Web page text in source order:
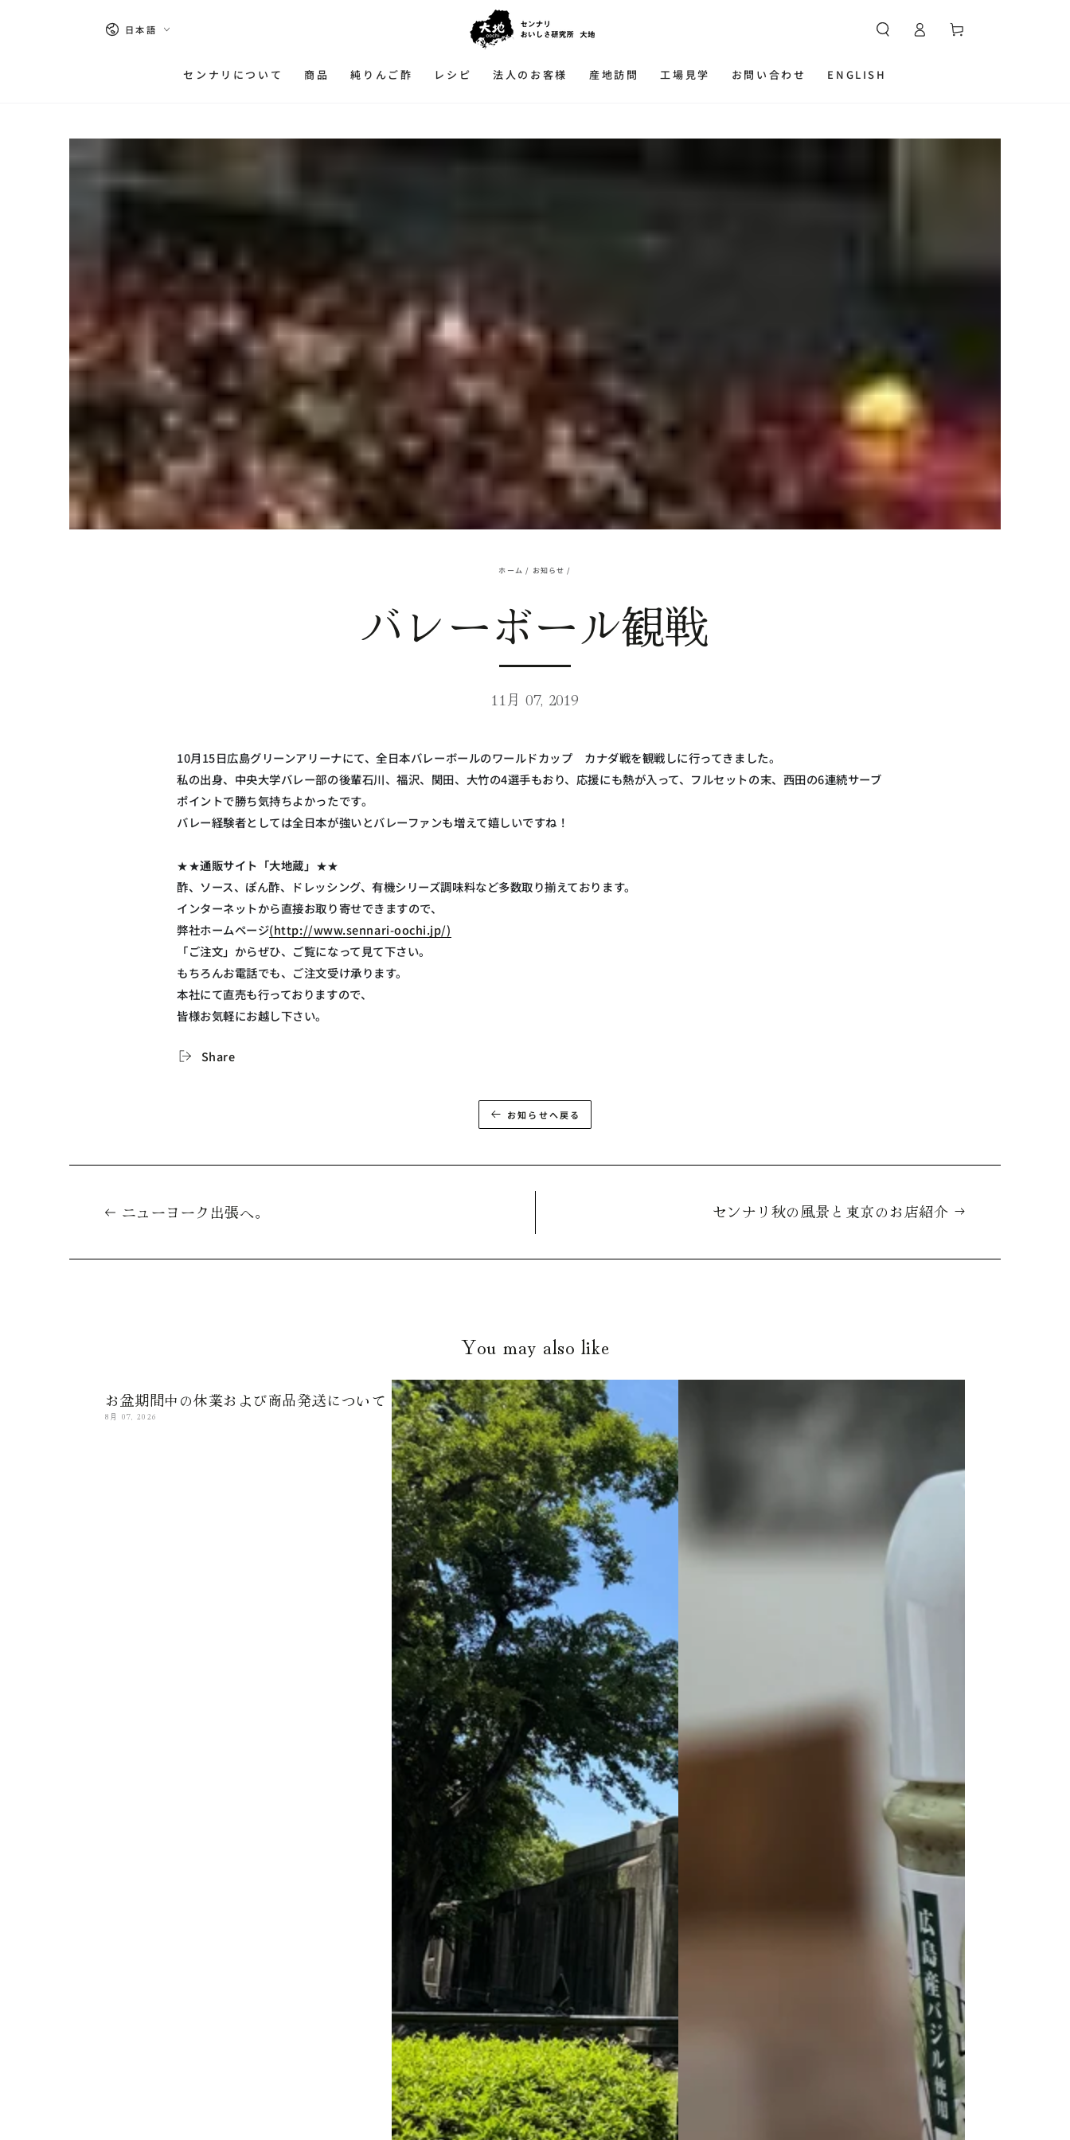
言
日本語
センナリについて 商品 純りんご酢 レシピ 法人のお客様 産地訪問 工場見学 お問い合わせ ENGLISH
イ
ー
ホーム / お知らせ /
バレーボール観戦
11月 07, 2019
10月15日広島グリーンアリーナにて、全日本バレーボールのワールドカップ カナダ戦を観戦しに行ってきました。
私の出身、中央大学バレー部の後輩石川、福沢、関田、大竹の4選手もおり、応援にも熱が入って、フルセットの末、西田の6連続サーブ
ポイントで勝ち気持ちよかったです。
バレー経験者としては全日本が強いとバレーファンも増えて嬉しいですね！
★★通販サイト「大地蔵」 ★★
酢、ソース、ぽん酢、ドレッシング、有機シリーズ調味料など多数取り揃えております。
インターネットから直接お取り寄せできますので、
弊社ホームページ(http://www.sennari-oochi.jp/)
「ご注文」からぜひ、ご覧になって見て下さい。
もちろんお電話でも、ご注文受け承ります。
本社にて直売も行っておりますので、
皆様お気軽にお越し下さい。
Share
お知らせへ戻る
ニューヨーク出張へ。 センナリ秋の風景と東京のお店紹介
You may also like
お盆期間中の休業および商品発送について
8月 07, 2026